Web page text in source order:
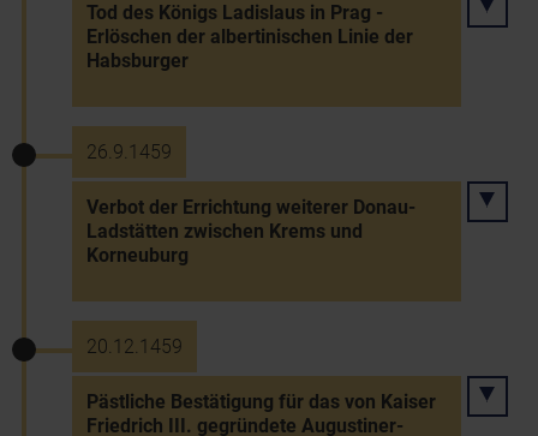
Tod des Königs Ladislaus in Prag -
Erlöschen der albertinischen Linie der
Habsburger
26.9.1459
Verbot der Errichtung weiterer Donau-
Ladstätten zwischen Krems und
Korneuburg
20.12.1459
Pästliche Bestätigung für das von Kaiser
Friedrich III. gegründete Augustiner-